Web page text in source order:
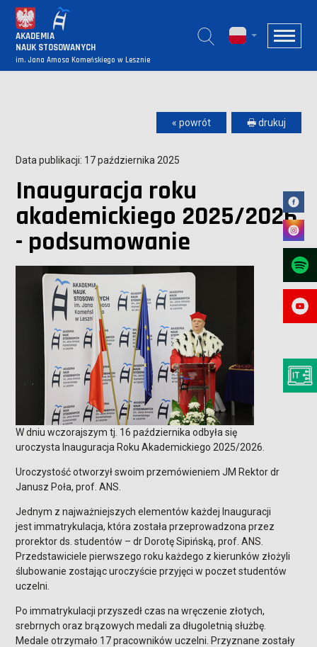
AKADEMIA
NAUK STOSOWANYCH
im. Jana Amosa Komeńskiego w Lesznie
« powrót 🖶 drukuj
Data publikacji: 17 października 2025
Inauguracja roku
akademickiego 2025/2026
- podsumowanie
W dniu wczorajszym tj. 16 października odbyła się
uroczysta Inauguracja Roku Akademickiego 2025/2026.
Uroczystość otworzył swoim przemówieniem JM Rektor dr
Janusz Poła, prof. ANS.
Jednym z najważniejszych elementów każdej Inauguracji
jest immatrykulacja, która została przeprowadzona przez
prorektor ds. studentów – dr Dorotę Sipińską, prof. ANS.
Przedstawiciele pierwszego roku każdego z kierunków złożyli
ślubowanie zostając uroczyście przyjęci w poczet studentów
uczelni.
Po immatrykulacji przyszedł czas na wręczenie złotych,
srebrnych oraz brązowych medali za długoletnią służbę.
Medale otrzymało 17 pracowników uczelni. Przyznane zostały